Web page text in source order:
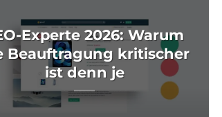
Experte 2026: Warum
Beauftragung kritischer
ist denn je